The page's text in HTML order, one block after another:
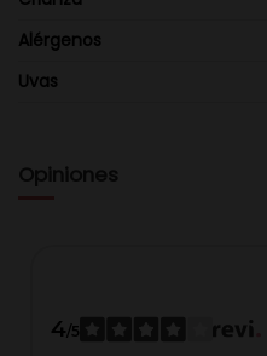
Alérgenos
Uvas
Opiniones
4/5